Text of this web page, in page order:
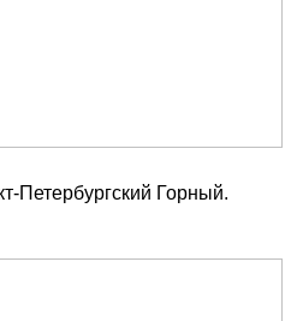
Петербургский Горный.